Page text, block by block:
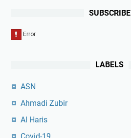
SUBSCRIBE
LABELS
ASN
Ahmadi Zubir
Al Haris